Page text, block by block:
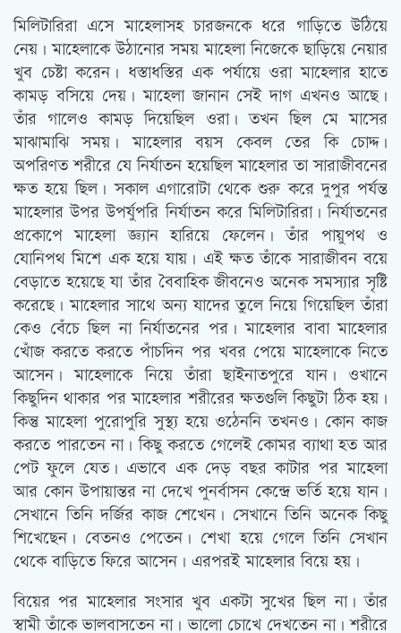
মিলিটারিরা এসে মাহেলাসহ চারজনকে ধরে গাড়িতে উঠিয়ে
নেয়। মাহেলাকে উঠানোর সময় মাহেলা নিজেকে ছাড়িয়ে নেয়ার
খুব চেষ্টা করেন। ধস্তাধস্তির এক পর্যায়ে ওরা মাহেলার হাতে
কামড় বসিয়ে দেয়। মাহেলা জানান সেই দাগ এখনও আছে।
তাঁর গালেও কামড় দিয়েছিল ওরা। তখন ছিল মে মাসের
মাঝামাঝি সময়। মাহেলার বয়স কেবল তের কি চোদ্দ।
অপরিণত শরীরে যে নির্যাতন হয়েছিল মাহেলার তা সারাজীবনের
ক্ষত হয়ে ছিল। সকাল এগারোটা থেকে শুরু করে দুপুর পর্যন্ত
মাহেলার উপর উপর্যুপরি নির্যাতন করে মিলিটারিরা। নির্যাতনের
প্রকোপে মাহেলা জ্ঞ্যান হারিয়ে ফেলেন। তাঁর পায়ুপথ ও
যোনিপথ মিশে এক হয়ে যায়। এই ক্ষত তাঁকে সারাজীবন বয়ে
বেড়াতে হয়েছে যা তাঁর বৈবাহিক জীবনেও অনেক সমস্যার সৃষ্টি
করেছে। মাহেলার সাথে অন্য যাদের তুলে নিয়ে গিয়েছিল তাঁরা
কেও বেঁচে ছিল না নির্যাতনের পর। মাহেলার বাবা মাহেলার
খোঁজ করতে করতে পাঁচদিন পর খবর পেয়ে মাহেলাকে নিতে
আসেন। মাহেলাকে নিয়ে তাঁরা ছাইনাতপুরে যান। ওখানে
কিছুদিন থাকার পর মাহেলার শরীরের ক্ষতগুলি কিছুটা ঠিক হয়।
কিন্তু মাহেলা পুরোপুরি সুস্থ্য হয়ে ওঠেননি তখনও। কোন কাজ
করতে পারতেন না। কিছু করতে গেলেই কোমর ব্যাথা হত আর
পেট ফুলে যেত। এভাবে এক দেড় বছর কাটার পর মাহেলা
আর কোন উপায়ান্তর না দেখে পুনর্বাসন কেন্দ্রে ভর্তি হয়ে যান।
সেখানে তিনি দর্জির কাজ শেখেন। সেখানে তিনি অনেক কিছু
শিখেছেন। বেতনও পেতেন। শেখা হয়ে গেলে তিনি সেখান
থেকে বাড়িতে ফিরে আসেন। এরপরই মাহেলার বিয়ে হয়।
বিয়ের পর মাহেলার সংসার খুব একটা সুখের ছিল না। তাঁর
স্বামী তাঁকে ভালবাসতেন না। ভালো চোখে দেখতেন না। শরীরে